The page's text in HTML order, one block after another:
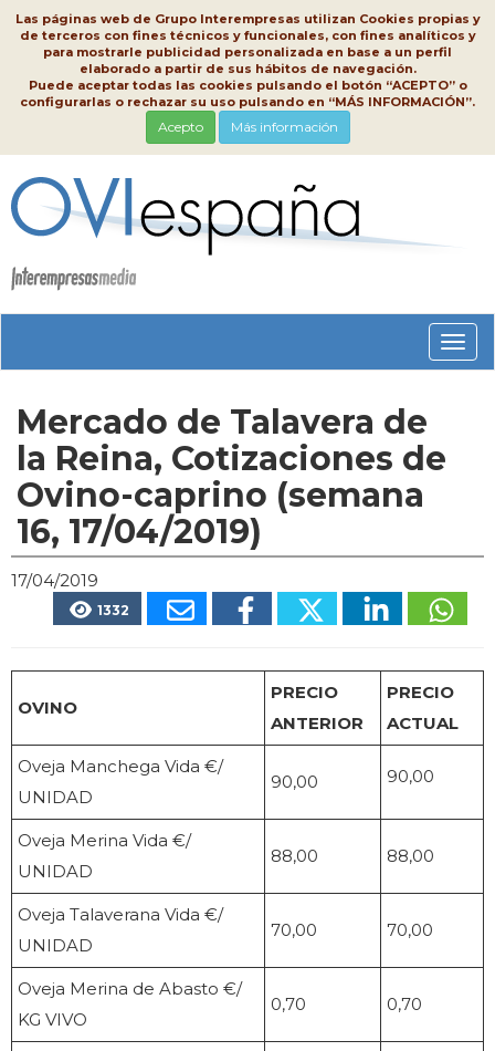
Las páginas web de Grupo Interempresas utilizan Cookies propias y
de terceros con fines técnicos y funcionales, con fines analíticos y
para mostrarle publicidad personalizada en base a un perfil
elaborado a partir de sus hábitos de navegación.
Puede aceptar todas las cookies pulsando el botón “ACEPTO” o
configurarlas o rechazar su uso pulsando en “MÁS INFORMACIÓN”.
Acepto Más información
Mercado de Talavera de
la Reina, Cotizaciones de
Ovino-caprino (semana
16, 17/04/2019)
17/04/2019
1332
OVINO
PRECIO
ANTERIOR
PRECIO
ACTUAL
Oveja Manchega Vida €/
UNIDAD
90,00 90,00
Oveja Merina Vida €/
UNIDAD
88,00 88,00
Oveja Talaverana Vida €/
UNIDAD
70,00 70,00
Oveja Merina de Abasto €/
KG VIVO
0,70 0,70